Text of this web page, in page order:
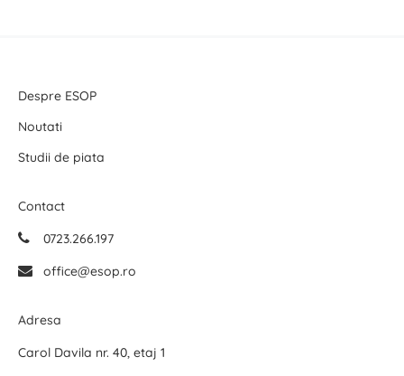
Despre ESOP
Noutati
Studii de piata
Contact
0723.266.197
office@esop.ro
Adresa
Carol Davila nr. 40, etaj 1